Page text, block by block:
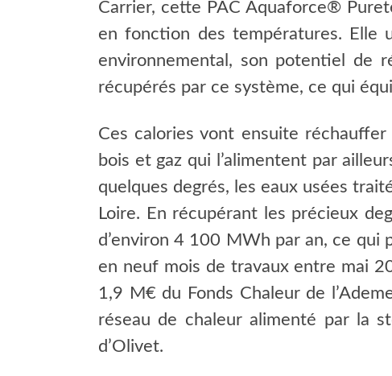
Carrier, cette PAC Aquaforce®
en fonction des températures. Elle
environnemental, son potentiel de
récupérés par ce système, ce qui
Ces calories vont ensuite
bois et gaz qui l’alimentent par
quelques degrés, les eaux usées
Loire. En récupérant les précieux
d’environ 4 100 MWh par an, ce qui
en neuf mois de travaux entre mai
1,9 M€ du Fonds Chaleur de
réseau de chaleur alimenté par la
d’Olivet.